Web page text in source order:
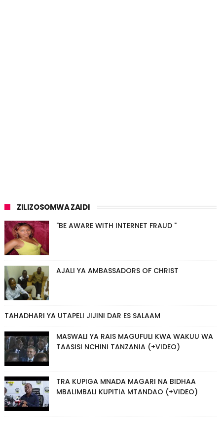
ZILIZOSOMWA ZAIDI
"BE AWARE WITH INTERNET FRAUD "
AJALI YA AMBASSADORS OF CHRIST
TAHADHARI YA UTAPELI JIJINI DAR ES SALAAM
MASWALI YA RAIS MAGUFULI KWA WAKUU WA
TAASISI NCHINI TANZANIA (+VIDEO)
TRA KUPIGA MNADA MAGARI NA BIDHAA
MBALIMBALI KUPITIA MTANDAO (+VIDEO)